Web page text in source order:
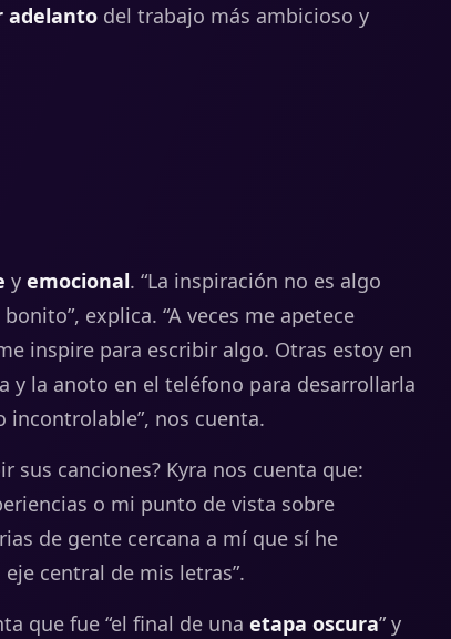
adelanto del trabajo más ambicioso y
y emocional. “La inspiración no es algo
explica. “A veces me apetece
inspire para escribir algo. Otras estoy en
y la anoto en el teléfono para desarrollarla
incontrolable”, nos cuenta.
sus canciones? Kyra nos cuenta que:
o mi punto de vista sobre
de gente cercana a mí que sí he
eje central de mis letras”.
que fue “el final de una etapa oscura” y